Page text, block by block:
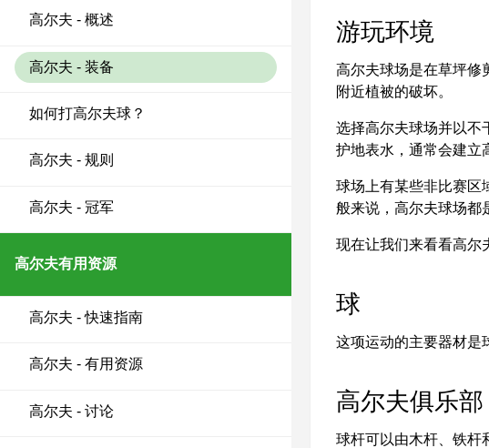
高尔夫 - 概述
高尔夫 - 装备
如何打高尔夫球？
高尔夫 - 规则
高尔夫 - 冠军
高尔夫有用资源
高尔夫 - 快速指南
高尔夫 - 有用资源
高尔夫 - 讨论
游玩环境
高尔夫球场是在草坪修
附近植被的破坏。
选择高尔夫球场并以不
护地表水，通常会建立
球场上有某些非比赛区
般来说，高尔夫球场都
现在让我们来看看高尔
球
这项运动的主要器材是
高尔夫俱乐部
球杆可以由木杆、铁杆